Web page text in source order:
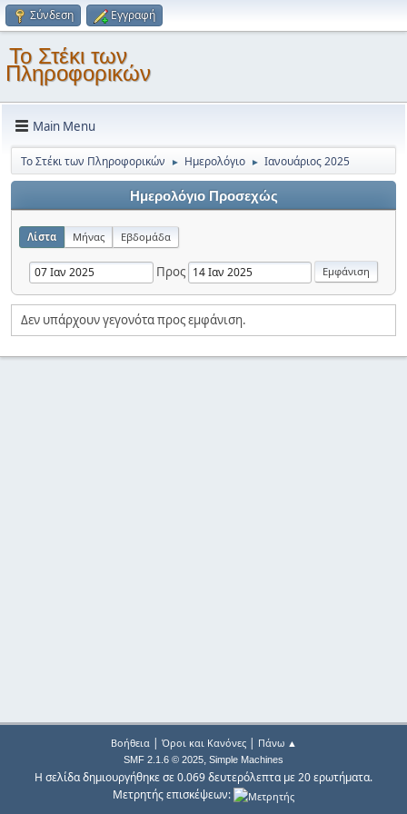
Σύνδεση Εγγραφή
Το Στέκι των
Πληροφορικών
Main Menu
Το Στέκι των Πληροφορικών ► Ημερολόγιο ► Ιανουάριος 2025
Ημερολόγιο Προσεχώς
Λίστα Μήνας Εβδομάδα
Προς
Δεν υπάρχουν γεγονότα προς εμφάνιση.
Βοήθεια| Όροι και Κανόνες| Πάνω ▲
SMF 2.1.6 © 2025, Simple Machines
Η σελίδα δημιουργήθηκε σε 0.069 δευτερόλεπτα με 20 ερωτήματα.
Μετρητής επισκέψεων: